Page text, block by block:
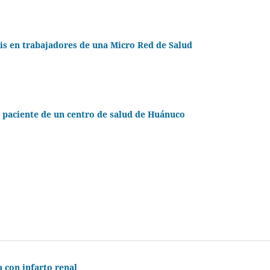
en trabajadores de una Micro Red de Salud
de un centro de salud de Huánuco
con infarto renal